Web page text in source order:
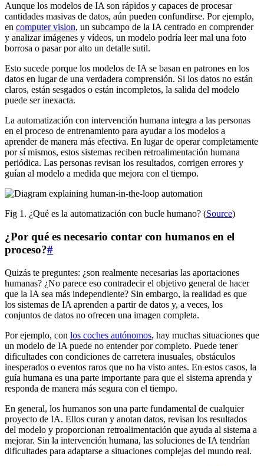
Aunque los modelos de IA son rápidos y capaces de procesar
cantidades masivas de datos, aún pueden confundirse. Por ejemplo,
en computer vision, un subcampo de la IA centrado en comprender
y analizar imágenes y vídeos, un modelo podría leer mal una foto
borrosa o pasar por alto un detalle sutil.
Esto sucede porque los modelos de IA se basan en patrones en los
datos en lugar de una verdadera comprensión. Si los datos no están
claros, están sesgados o están incompletos, la salida del modelo
puede ser inexacta.
La automatización con intervención humana integra a las personas
en el proceso de entrenamiento para ayudar a los modelos a
aprender de manera más efectiva. En lugar de operar completamente
por sí mismos, estos sistemas reciben retroalimentación humana
periódica. Las personas revisan los resultados, corrigen errores y
guían al modelo a medida que mejora con el tiempo.
Fig 1. ¿Qué es la automatización con bucle humano? (Source)
¿Por qué es necesario contar con humanos en el
proceso?#
Quizás te preguntes: ¿son realmente necesarias las aportaciones
humanas? ¿No parece eso contradecir el objetivo general de hacer
que la IA sea más independiente? Sin embargo, la realidad es que
los sistemas de IA aprenden a partir de datos y, a veces, los
conjuntos de datos no ofrecen una imagen completa.
Por ejemplo, con los coches autónomos, hay muchas situaciones que
un modelo de IA puede no entender por completo. Puede tener
dificultades con condiciones de carretera inusuales, obstáculos
inesperados o eventos raros que no ha visto antes. En estos casos, la
guía humana es una parte importante para que el sistema aprenda y
responda de manera más segura con el tiempo.
En general, los humanos son una parte fundamental de cualquier
proyecto de IA. Ellos curan y anotan datos, revisan los resultados
del modelo y proporcionan retroalimentación que ayuda al sistema a
mejorar. Sin la intervención humana, las soluciones de IA tendrían
dificultades para adaptarse a situaciones complejas del mundo real.